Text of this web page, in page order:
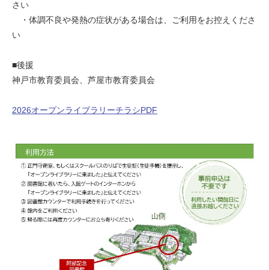
さい
・体調不良や発熱の症状がある場合は、ご利用をお控えくださ
い
■後援
神戸市教育委員会、芦屋市教育委員会
2026オープンライブラリーチラシPDF